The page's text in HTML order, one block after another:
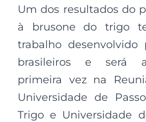
Um dos resultados do
à brusone do trigo
trabalho desenvolvido
brasileiros e será
primeira vez na
Universidade de
Trigo e Universidade